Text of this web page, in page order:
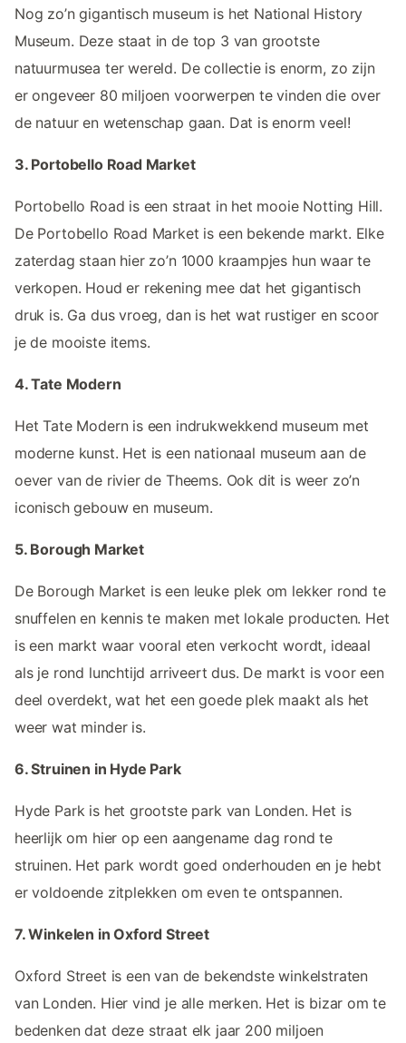
Nog zo’n gigantisch museum is het National History
Museum. Deze staat in de top 3 van grootste
natuurmusea ter wereld. De collectie is enorm, zo zijn
er ongeveer 80 miljoen voorwerpen te vinden die over
de natuur en wetenschap gaan. Dat is enorm veel!
3. Portobello Road Market
Portobello Road is een straat in het mooie Notting Hill.
De Portobello Road Market is een bekende markt. Elke
zaterdag staan hier zo’n 1000 kraampjes hun waar te
verkopen. Houd er rekening mee dat het gigantisch
druk is. Ga dus vroeg, dan is het wat rustiger en scoor
je de mooiste items.
4. Tate Modern
Het Tate Modern is een indrukwekkend museum met
moderne kunst. Het is een nationaal museum aan de
oever van de rivier de Theems. Ook dit is weer zo’n
iconisch gebouw en museum.
5. Borough Market
De Borough Market is een leuke plek om lekker rond te
snuffelen en kennis te maken met lokale producten. Het
is een markt waar vooral eten verkocht wordt, ideaal
als je rond lunchtijd arriveert dus. De markt is voor een
deel overdekt, wat het een goede plek maakt als het
weer wat minder is.
6. Struinen in Hyde Park
Hyde Park is het grootste park van Londen. Het is
heerlijk om hier op een aangename dag rond te
struinen. Het park wordt goed onderhouden en je hebt
er voldoende zitplekken om even te ontspannen.
7. Winkelen in Oxford Street
Oxford Street is een van de bekendste winkelstraten
van Londen. Hier vind je alle merken. Het is bizar om te
bedenken dat deze straat elk jaar 200 miljoen